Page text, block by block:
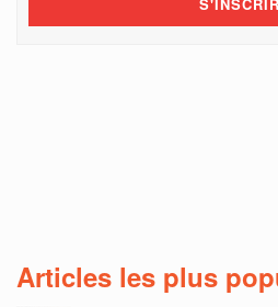
Articles les plus